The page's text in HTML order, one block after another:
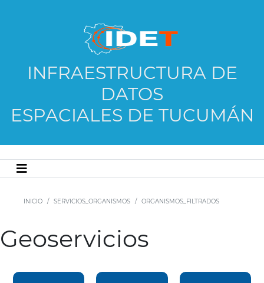
INFRAESTRUCTURA DE
DATOS
ESPACIALES DE TUCUMÁN
INICIO SERVICIOS_ORGANISMOS ORGANISMOS_FILTRADOS
Geoservicios